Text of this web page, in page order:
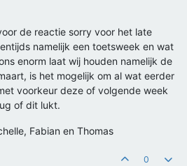
de reactie sorry voor het late
namelijk een toetsweek en wat
enorm laat wij houden namelijk de
is het mogelijk om al wat eerder
voorkeur deze of volgende week
of dit lukt.
Fabian en Thomas
0